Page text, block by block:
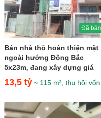
Đã bán
Bán nhà thô hoàn thiện mặt
ngoài hướng Đông Bắc
5x23m, đang xây dựng giá
13,5 tỷ ~ 115 m², thu hồi vốn